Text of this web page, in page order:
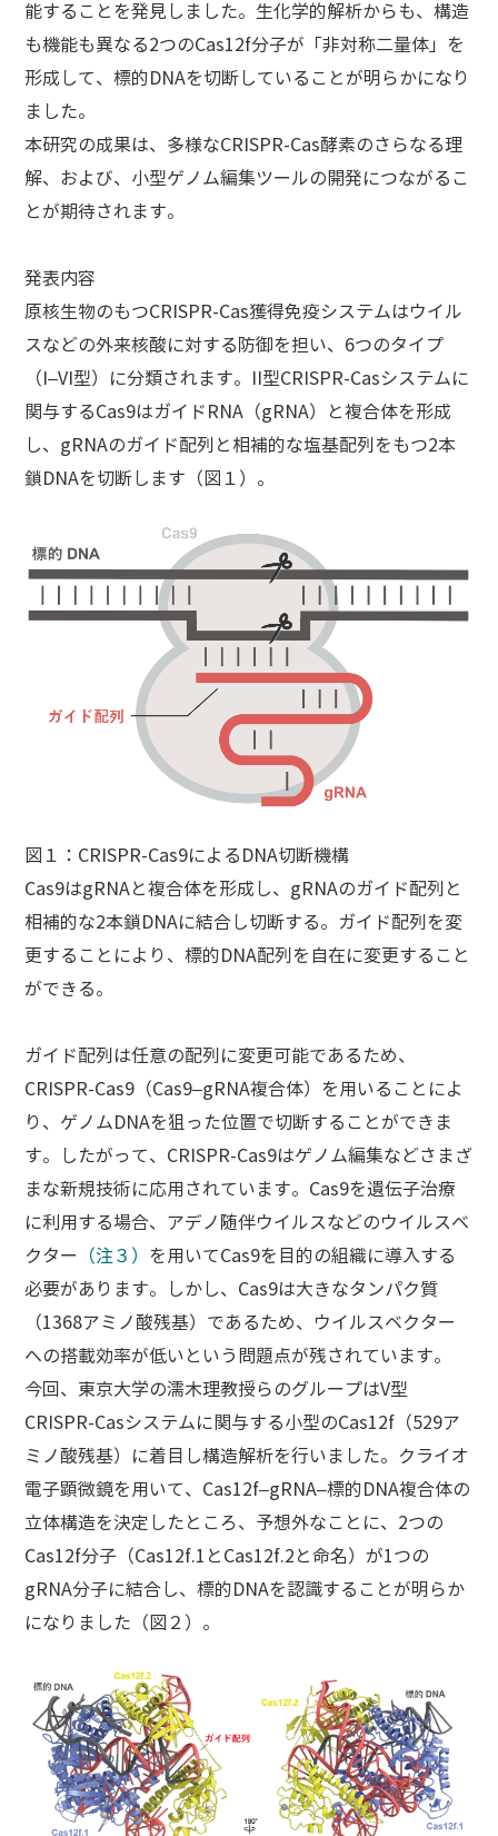
能することを発見しました。生化学的解析からも、構造
も機能も異なる2つのCas12f分子が「非対称二量体」を
形成して、標的DNAを切断していることが明らかになり
ました。
本研究の成果は、多様なCRISPR-Cas酵素のさらなる理
解、および、小型ゲノム編集ツールの開発につながるこ
とが期待されます。
発表内容
原核生物のもつCRISPR-Cas獲得免疫システムはウイル
スなどの外来核酸に対する防御を担い、6つのタイプ
（I–VI型）に分類されます。II型CRISPR-Casシステムに
関与するCas9はガイドRNA（gRNA）と複合体を形成
し、gRNAのガイド配列と相補的な塩基配列をもつ2本
鎖DNAを切断します（図１）。
図１：CRISPR-Cas9によるDNA切断機構
Cas9はgRNAと複合体を形成し、gRNAのガイド配列と
相補的な2本鎖DNAに結合し切断する。ガイド配列を変
更することにより、標的DNA配列を自在に変更すること
ができる。
ガイド配列は任意の配列に変更可能であるため、
CRISPR-Cas9（Cas9–gRNA複合体）を用いることによ
り、ゲノムDNAを狙った位置で切断することができま
す。したがって、CRISPR-Cas9はゲノム編集などさまざ
まな新規技術に応用されています。Cas9を遺伝子治療
に利用する場合、アデノ随伴ウイルスなどのウイルスベ
クター
（注３） を用いてCas9を目的の組織に導入する
必要があります。しかし、Cas9は大きなタンパク質
（1368アミノ酸残基）であるため、ウイルスベクター
への搭載効率が低いという問題点が残されています。
今回、東京大学の濡木理教授らのグループはV型
CRISPR-Casシステムに関与する小型のCas12f（529ア
ミノ酸残基）に着目し構造解析を行いました。クライオ
電子顕微鏡を用いて、Cas12f–gRNA–標的DNA複合体の
立体構造を決定したところ、予想外なことに、2つの
Cas12f分子（Cas12f.1とCas12f.2と命名）が1つの
gRNA分子に結合し、標的DNAを認識することが明らか
になりました（図２）。